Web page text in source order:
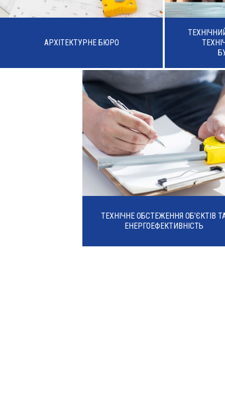
АРХІТЕКТУРНЕ БЮРО
ТЕХНІЧНЕ ОБСТЕЖЕННЯ ОБ’ЄКТІВ
ЕНЕРГОЕФЕКТИВНІСТЬ